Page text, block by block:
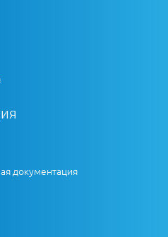
документация